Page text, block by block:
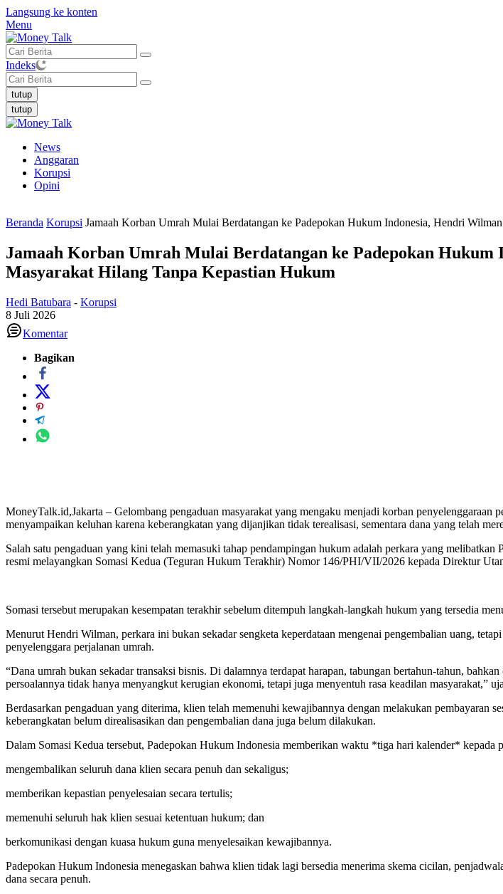
Langsung ke konten
Menu
Indeks
tutup
tutup
News
Anggaran
Korupsi
Opini
Beranda Korupsi Jamaah Korban Umrah Mulai Berdatangan ke Padepokan Hukum Indonesia, Hendri
Jamaah Korban Umrah Mulai Berdatangan ke Padepokan
Masyarakat Hilang Tanpa Kepastian Hukum
Hedi Batubara - Korupsi
8 Juli 2026
Komentar
Bagikan
MoneyTalk.id,Jakarta – Gelombang pengaduan masyarakat yang mengaku menjadi korban
menyampaikan keluhan karena keberangkatan yang dijanjikan tidak terealisasi, sementara dana yang telah
Salah satu pengaduan yang kini telah memasuki tahap pendampingan hukum adalah perkara yang
resmi melayangkan Somasi Kedua (Teguran Hukum Terakhir) Nomor 146/PHI/VII/2026 kepada Direktur
Somasi tersebut merupakan kesempatan terakhir sebelum ditempuh langkah-langkah hukum yang tersedia
Menurut Hendri Wilman, perkara ini bukan sekadar sengketa keperdataan mengenai pengembalian uang,
penyelenggara perjalanan umrah.
“Dana umrah bukan sekadar transaksi bisnis. Di dalamnya terdapat harapan, tabungan bertahun-tahun,
persoalannya tidak hanya menyangkut kerugian ekonomi, tetapi juga menyentuh rasa keadilan masyarakat,”
Berdasarkan pengaduan yang diterima, klien telah memenuhi kewajibannya dengan melakukan pembayaran
keberangkatan belum direalisasikan dan pengembalian dana juga belum dilakukan.
Dalam Somasi Kedua tersebut, Padepokan Hukum Indonesia memberikan waktu *tiga hari kalender* kepada
mengembalikan seluruh dana klien secara penuh dan sekaligus;
memberikan kepastian penyelesaian secara tertulis;
memenuhi seluruh hak klien sesuai ketentuan hukum; dan
berkomunikasi dengan kuasa hukum guna menyelesaikan kewajibannya.
Padepokan Hukum Indonesia menegaskan bahwa klien tidak lagi bersedia menerima skema cicilan,
dana secara penuh.